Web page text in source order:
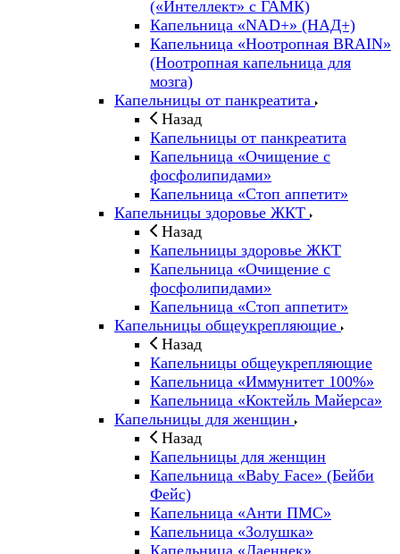
(«Интеллект» с ГАМК)
Капельница «NAD+» (НАД+)
Капельница «Ноотропная BRAIN»
(Ноотропная капельница для
мозга)
Капельницы от панкреатита
Назад
Капельницы от панкреатита
Капельница «Очищение с
фосфолипидами»
Капельница «Стоп аппетит»
Капельницы здоровье ЖКТ
Назад
Капельницы здоровье ЖКТ
Капельница «Очищение с
фосфолипидами»
Капельница «Стоп аппетит»
Капельницы общеукрепляющие
Назад
Капельницы общеукрепляющие
Капельница «Иммунитет 100%»
Капельница «Коктейль Майерса»
Капельницы для женщин
Назад
Капельницы для женщин
Капельница «Baby Face» (Бейби
Фейс)
Капельница «Анти ПМС»
Капельница «Золушка»
Капельница «Лаеннек»